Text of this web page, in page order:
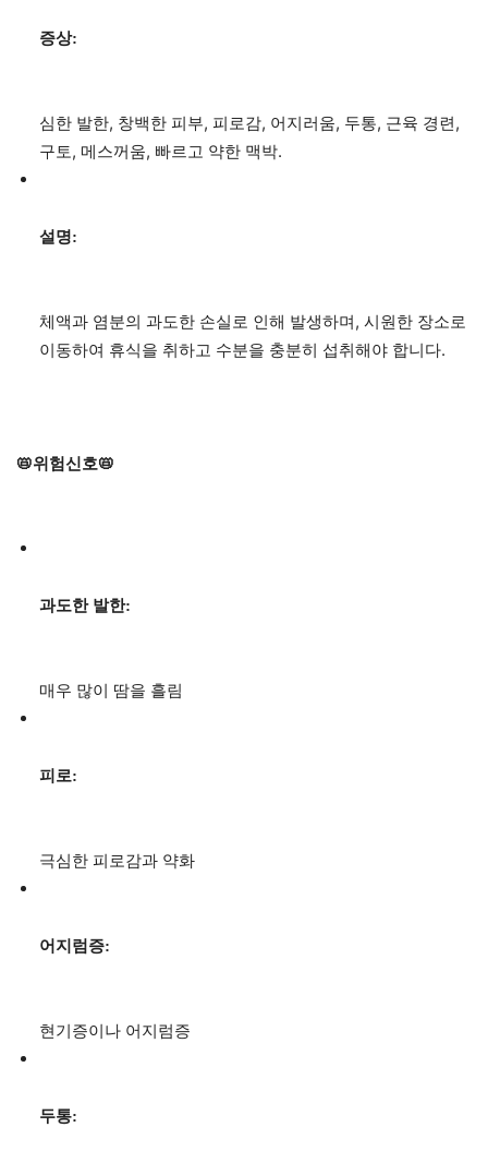
증상:
심한 발한, 창백한 피부, 피로감, 어지러움, 두통, 근육 경련,
구토, 메스꺼움, 빠르고 약한 맥박.
설명:
체액과 염분의 과도한 손실로 인해 발생하며, 시원한 장소로
이동하여 휴식을 취하고 수분을 충분히 섭취해야 합니다.
📛위험신호📛
과도한 발한:
매우 많이 땀을 흘림
피로:
극심한 피로감과 약화
어지럼증:
현기증이나 어지럼증
두통: